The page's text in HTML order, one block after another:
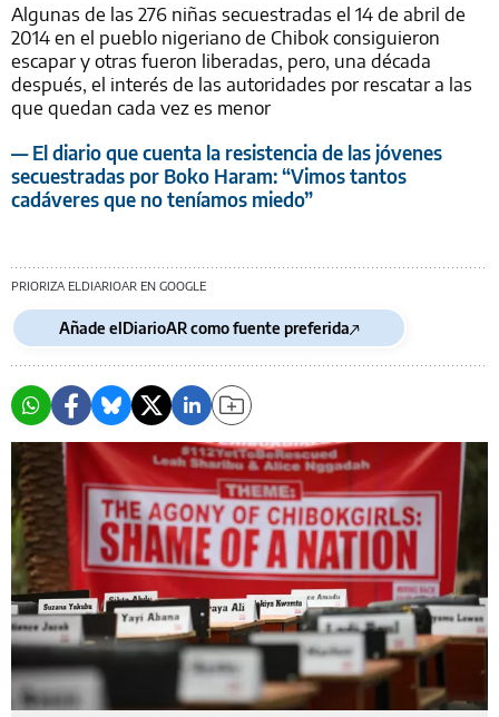
Algunas de las 276 niñas secuestradas el 14 de abril de
2014 en el pueblo nigeriano de Chibok consiguieron
escapar y otras fueron liberadas, pero, una década
después, el interés de las autoridades por rescatar a las
que quedan cada vez es menor
— El diario que cuenta la resistencia de las jóvenes
secuestradas por Boko Haram: “Vimos tantos
cadáveres que no teníamos miedo”
PRIORIZA ELDIARIOAR EN GOOGLE
Añade elDiarioAR como fuente preferida